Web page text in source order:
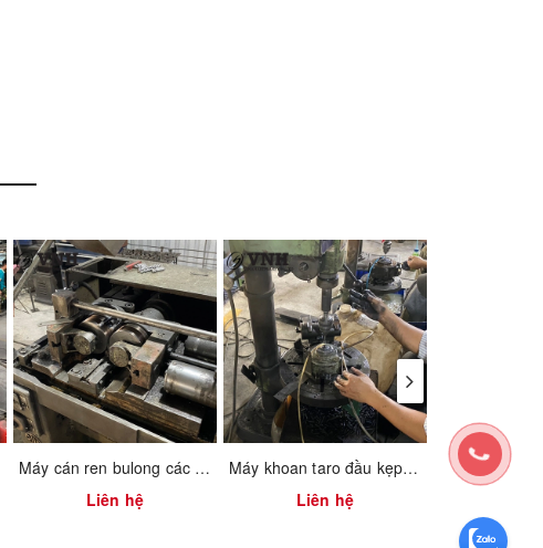
Máy cán ren bulong các loại
Liên hệ
Máy khoan taro đầu kẹp hơi
Liên hệ